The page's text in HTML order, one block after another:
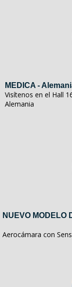
MEDICA -
Visítenos en el Hall
Alemania
NUEVO MODELO
Aerocámara con